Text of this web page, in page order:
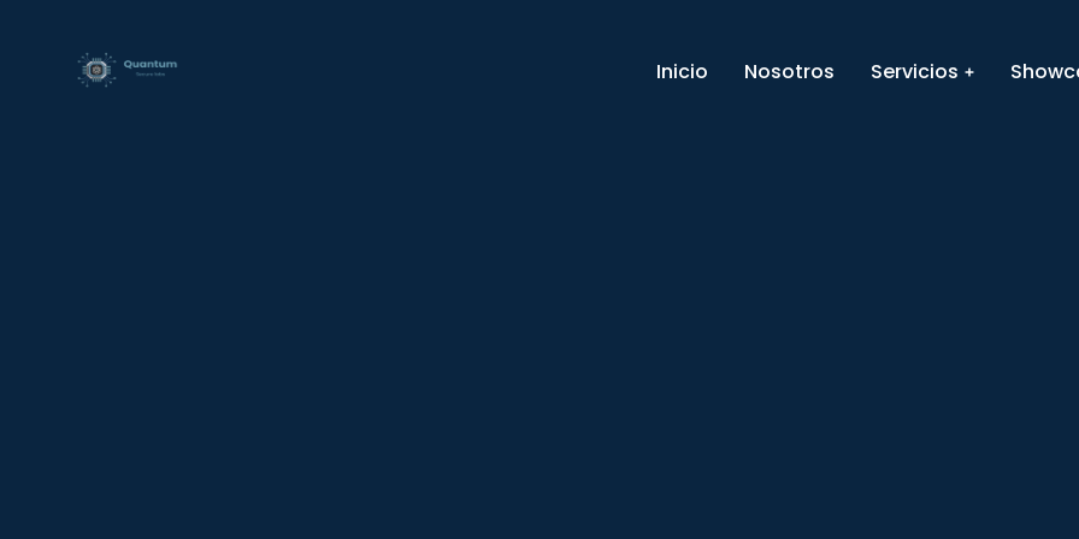
Inicio
Nosotros Servicios